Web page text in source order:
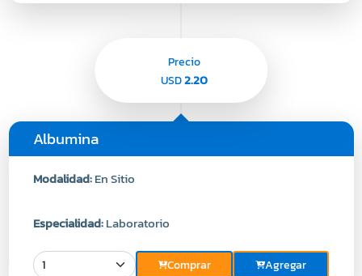
Albumina
Modalidad:En Sitio
Especialidad:Laboratorio
Comprar Agregar
Precio
USD2.20